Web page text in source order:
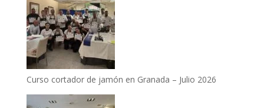
Curso cortador de jamón en Granada – Julio 2026